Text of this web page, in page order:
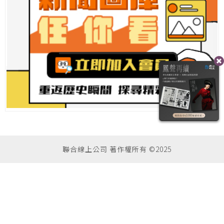
聯合線上公司 著作權所有 ©2025